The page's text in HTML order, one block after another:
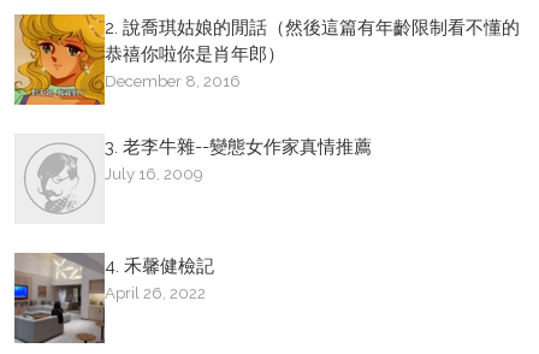
2. 說喬琪姑娘的閒話（然後這篇有年齡限制看不懂的
恭禧你啦你是肖年郎）
December 8, 2016
3. 老李牛雜--變態女作家真情推薦
July 16, 2009
4. 禾馨健檢記
April 26, 2022